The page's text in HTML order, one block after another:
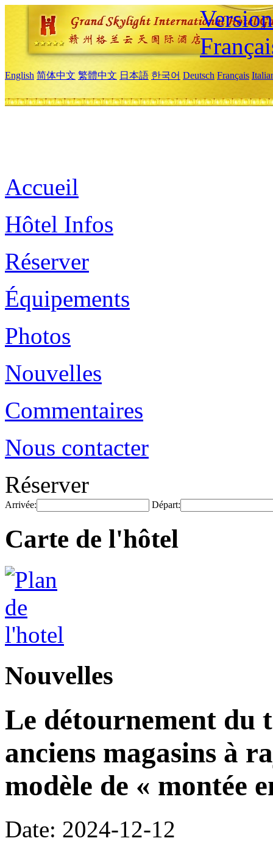
English 简体中文 繁體中文 日本語 한국어 Deutsch Français
Accueil
Hôtel Infos
Réserver
Équipements
Photos
Nouvelles
Commentaires
Nous contacter
Réserver
Arrivée: Départ:
Carte de l'hôtel
Nouvelles
Le détournement du
anciens magasins à
modèle de « montée
Date: 2024-12-12